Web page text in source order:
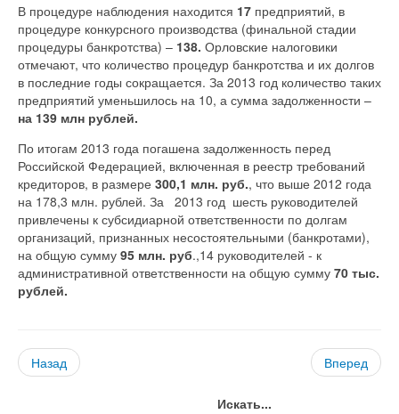
В процедуре наблюдения находится 17 предприятий, в
процедуре конкурсного производства (финальной стадии
процедуры банкротства) – 138. Орловские налоговики
отмечают, что количество процедур банкротства и их долгов
в последние годы сокращается. За 2013 год количество таких
предприятий уменьшилось на 10, а сумма задолженности –
на 139 млн рублей.
По итогам 2013 года погашена задолженность перед
Российской Федерацией, включенная в реестр требований
кредиторов, в размере 300,1 млн. руб., что выше 2012 года
на 178,3 млн. рублей. За 2013 год шесть руководителей
привлечены к субсидиарной ответственности по долгам
организаций, признанных несостоятельными (банкротами),
на общую сумму 95 млн. руб.,14 руководителей - к
административной ответственности на общую сумму 70 тыс.
рублей.
Назад Вперед
Искать...